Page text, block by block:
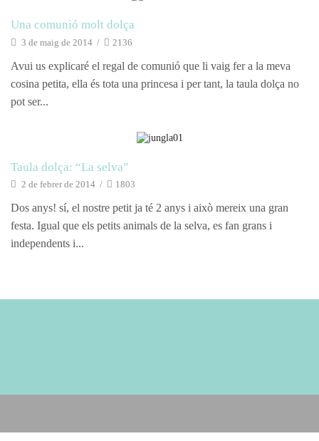
Una comunió molt dolça
3 de maig de 2014 / 2136
Avui us explicaré el regal de comunió que li vaig fer a la meva
cosina petita, ella és tota una princesa i per tant, la taula dolça no
pot ser...
reposteria
Taula dolça: “La selva”
2 de febrer de 2014 / 1803
Dos anys! sí, el nostre petit ja té 2 anys i això mereix una gran
festa. Igual que els petits animals de la selva, es fan grans i
independents i...